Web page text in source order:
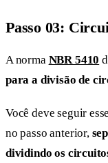
Passo 03:
A norma NBR 5410
para a divisão de
Você deve seguir
no passo anterior,
dividindo os